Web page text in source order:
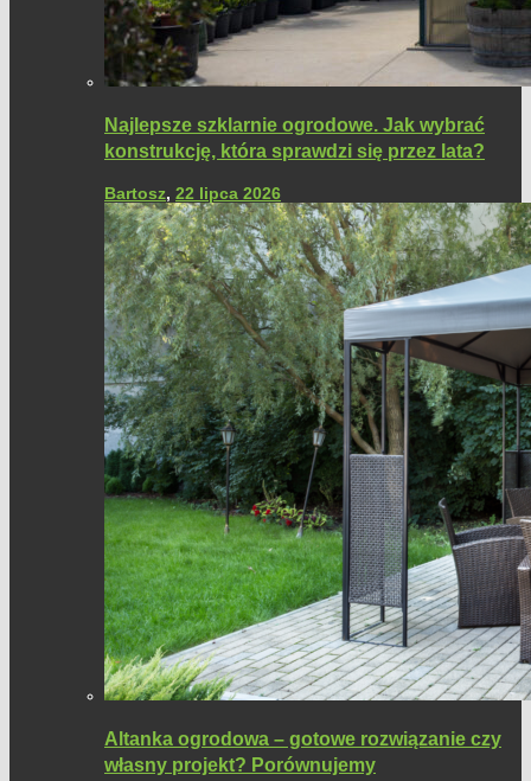
Najlepsze szklarnie ogrodowe. Jak wybrać
konstrukcję, która sprawdzi się przez lata?
Bartosz, 22 lipca 2026
Altanka ogrodowa – gotowe rozwiązanie czy
własny projekt? Porównujemy